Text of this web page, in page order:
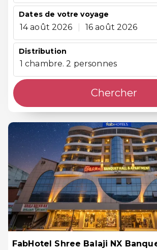
Dates de votre voyage
14 août 2026 16 août 2026
Distribution
1 chambre. 2 personnes
Chercher
FabHotel Shree Balaji NX